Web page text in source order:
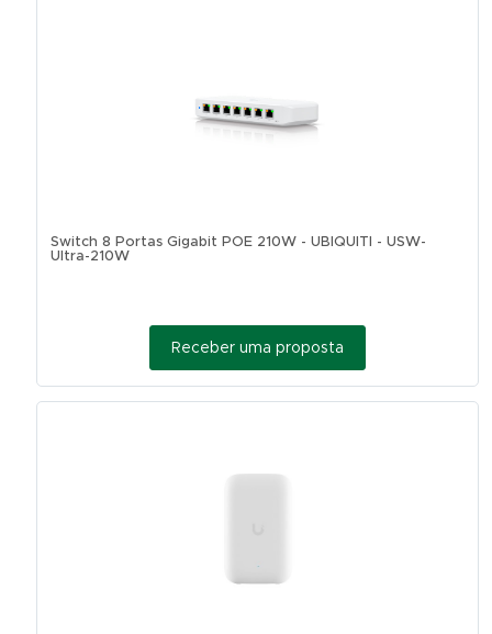
Switch 8 Portas Gigabit POE 210W - UBIQUITI - USW-
Ultra-210W
Receber uma proposta